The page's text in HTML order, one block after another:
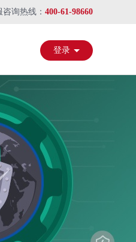
询热线： 400-61-98660
登录